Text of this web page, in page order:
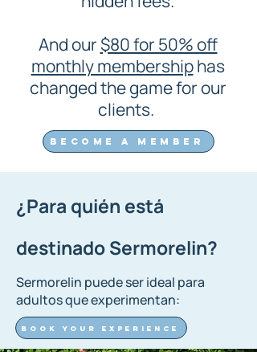
And our$80 for 50% off
monthly membershiphas
changed the game for our
clients.
Become a member
¿Para quién está
destinado Sermorelin?
Sermorelin puede ser ideal para
adultos que experimentan:
Book your experience